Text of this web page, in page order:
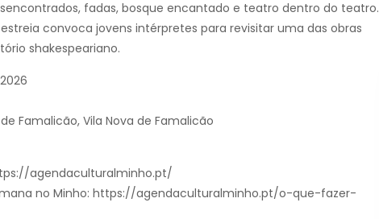
fadas, bosque encantado e teatro dentro do teatro.
convoca jovens intérpretes para revisitar uma das obras
shakespeariano.
Famalicão, Vila Nova de Famalicão
agendaculturalminho.pt/
no Minho: https://agendaculturalminho.pt/o-que-fazer-